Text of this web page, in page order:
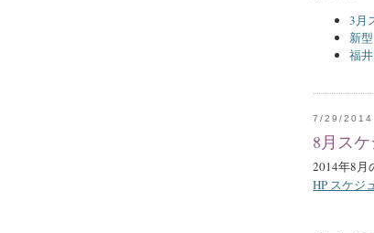
3月
新
福
7/29/2014
8月ス
2014年8月
HP スケジ